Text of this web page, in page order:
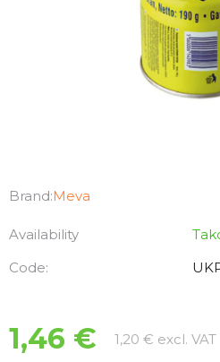
Brand:Meva
Availability
Code:
1,46 € 1,20 € excl. VAT